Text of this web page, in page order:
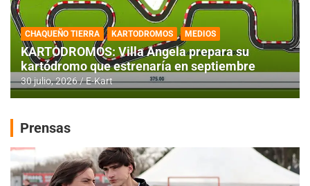
CHAQUEÑO TIERRA KARTODROMOS MEDIOS
KARTODROMOS: Villa Angela prepara su
kartódromo que estrenaría en septiembre
30 julio, 2026 E-Kart
Prensas